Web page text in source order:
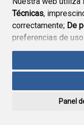
Técnicas,
correctamente; De
preferencias de
funcionamiento de
Si acepta pulsando
consideramos que
ninguna acción, se
Panel